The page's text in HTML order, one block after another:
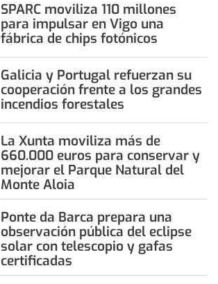
SPARC moviliza 110 millones
para impulsar en Vigo una
fábrica de chips fotónicos
Galicia y Portugal refuerzan su
cooperación frente a los grandes
incendios forestales
La Xunta moviliza más de
660.000 euros para conservar y
mejorar el Parque Natural del
Monte Aloia
Ponte da Barca prepara una
observación pública del eclipse
solar con telescopio y gafas
certificadas